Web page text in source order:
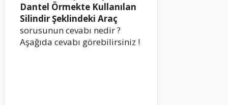
Dantel Örmekte Kullanılan
Silindir Şeklindeki Araç
sorusunun cevabı nedir ?
Aşağıda cevabı görebilirsiniz !